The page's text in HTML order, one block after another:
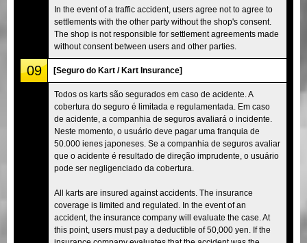
In the event of a traffic accident, users agree not to agree to
settlements with the other party without the shop's consent.
The shop is not responsible for settlement agreements made
without consent between users and other parties.
09 [Seguro do Kart / Kart Insurance]
Todos os karts são segurados em caso de acidente. A
cobertura do seguro é limitada e regulamentada. Em caso
de acidente, a companhia de seguros avaliará o incidente.
Neste momento, o usuário deve pagar uma franquia de
50.000 ienes japoneses. Se a companhia de seguros avaliar
que o acidente é resultado de direção imprudente, o usuário
pode ser negligenciado da cobertura.
All karts are insured against accidents. The insurance
coverage is limited and regulated. In the event of an
accident, the insurance company will evaluate the case. At
this point, users must pay a deductible of 50,000 yen. If the